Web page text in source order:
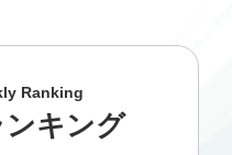
Ranking
ンキング